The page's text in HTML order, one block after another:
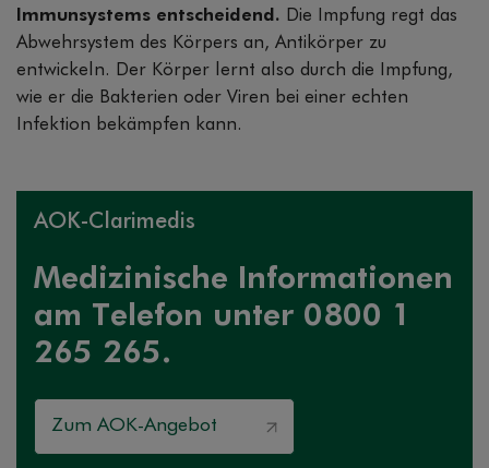
Immunsystems entscheidend. Die Impfung regt das
Abwehrsystem des Körpers an, Antikörper zu
entwickeln. Der Körper lernt also durch die Impfung,
wie er die Bakterien oder Viren bei einer echten
Infektion bekämpfen kann.
AOK-Clarimedis
Medizinische Informationen
am Telefon unter 0800 1
265 265.
Zum AOK-Angebot